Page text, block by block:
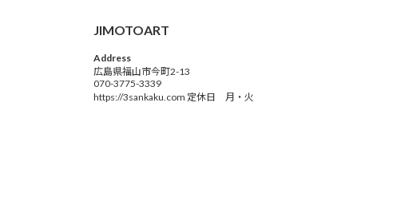
JIMOTOART
Address
広島県福山市今町2-13
070-3775-3339
https://3sankaku.com 定休日 月・火